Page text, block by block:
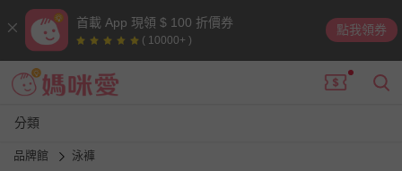
首載 App 現領 $ 100 折價券
( 10000+ )
點我領券
分類
品牌館 泳褲